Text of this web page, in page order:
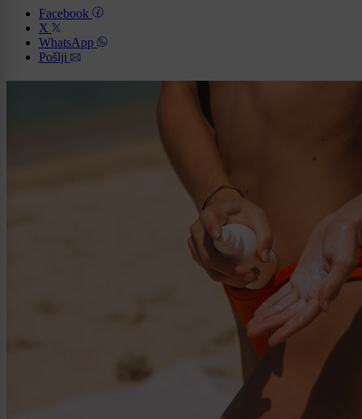
Facebook
X
WhatsApp
Pošlji